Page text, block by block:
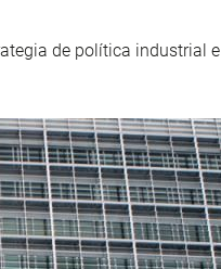
de política industrial